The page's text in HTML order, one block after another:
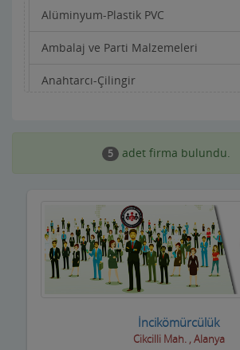
Alüminyum-Plastik PVC
Ambalaj ve Parti Malzemeleri
Anahtarcı-Çilingir
Aracı Kurumlar
Asansörcüler
Av Malzemeleri
Avukatlar ve Hukuk Büroları
Ayakkabıcılar ve Çantacılar
Balık Evi Restaurant
5 adet firma bulundu.
İncikömürcülük
Cikcilli Mah. , Alanya